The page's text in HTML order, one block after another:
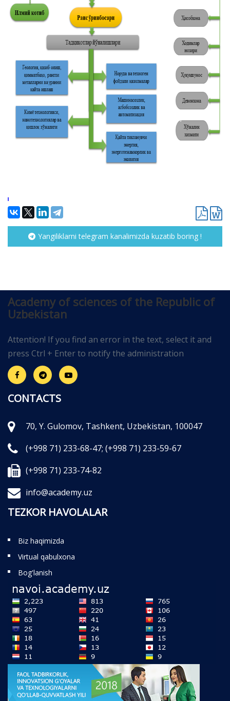
Yangiliklarni telegram kanalimizda kuzatib boring !
Academy of sciences of the Republic of
Uzbekistan
Attention! If you find an error in the text, select it and
press Ctrl + Enter to notify the administration
CONTACTS
70, Y. Gulomov, Tashkent, Uzbekistan, 100047
(+998 71) 233-68-47; (+998 71) 233-59-67
(+998 71) 233-74-82
info@academy.uz
TEZKOR HAVOLALAR
Biz haqimizda
Virtual qabulxona
Bog'lanish